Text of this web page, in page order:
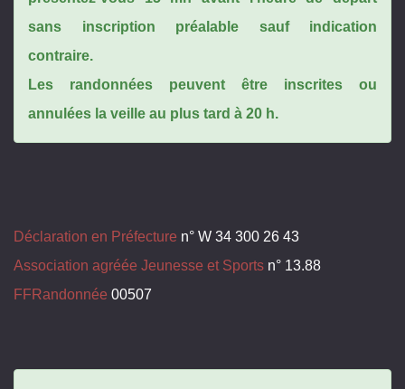
sans inscription préalable sauf indication
contraire.
Les randonnées peuvent être inscrites ou
annulées la veille au plus tard à 20 h.
Déclaration en Préfecture n° W 34 300 26 43
Association agréée Jeunesse et Sports n° 13.88
FFRandonnée 00507